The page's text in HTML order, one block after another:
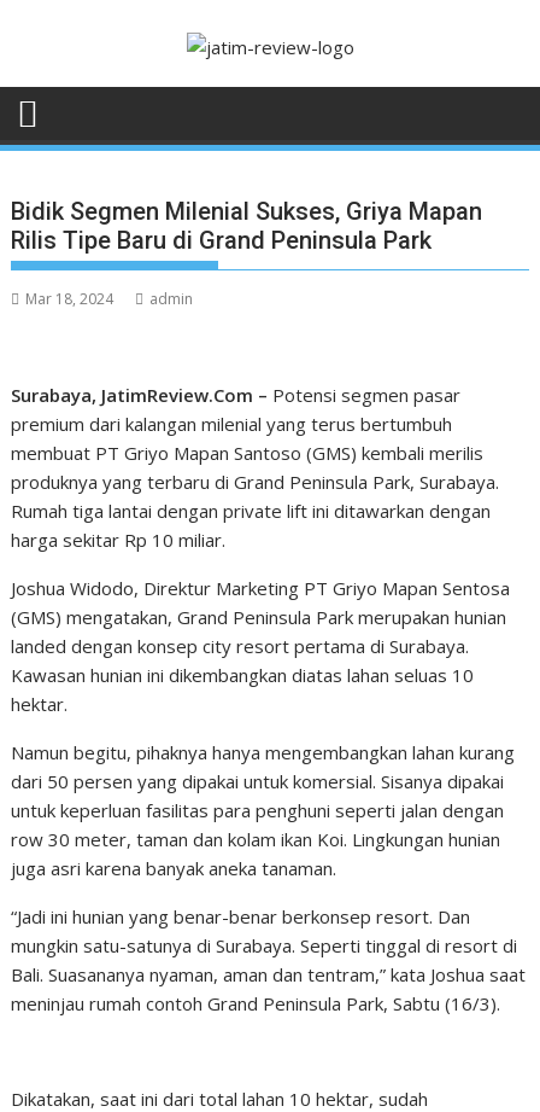
Bidik Segmen Milenial Sukses, Griya Mapan
Rilis Tipe Baru di Grand Peninsula Park
Mar 18, 2024 admin
Surabaya, JatimReview.Com – Potensi segmen pasar
premium dari kalangan milenial yang terus bertumbuh
membuat PT Griyo Mapan Santoso (GMS) kembali merilis
produknya yang terbaru di Grand Peninsula Park, Surabaya.
Rumah tiga lantai dengan private lift ini ditawarkan dengan
harga sekitar Rp 10 miliar.
Joshua Widodo, Direktur Marketing PT Griyo Mapan Sentosa
(GMS) mengatakan, Grand Peninsula Park merupakan hunian
landed dengan konsep city resort pertama di Surabaya.
Kawasan hunian ini dikembangkan diatas lahan seluas 10
hektar.
Namun begitu, pihaknya hanya mengembangkan lahan kurang
dari 50 persen yang dipakai untuk komersial. Sisanya dipakai
untuk keperluan fasilitas para penghuni seperti jalan dengan
row 30 meter, taman dan kolam ikan Koi. Lingkungan hunian
juga asri karena banyak aneka tanaman.
“Jadi ini hunian yang benar-benar berkonsep resort. Dan
mungkin satu-satunya di Surabaya. Seperti tinggal di resort di
Bali. Suasananya nyaman, aman dan tentram,” kata Joshua saat
meninjau rumah contoh Grand Peninsula Park, Sabtu (16/3).
Dikatakan, saat ini dari total lahan 10 hektar, sudah